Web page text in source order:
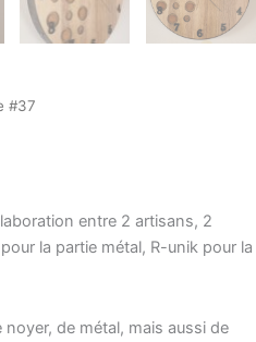
#37
entre 2 artisans, 2
la partie métal, R-unik pour la
de métal, mais aussi de